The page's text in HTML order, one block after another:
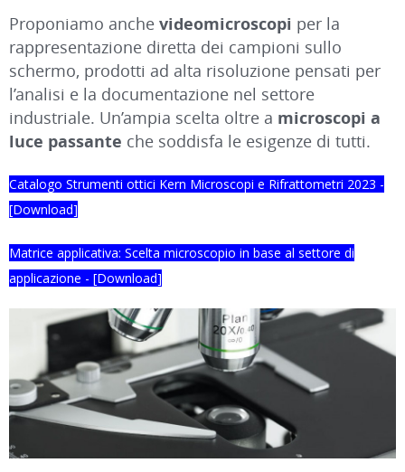
Proponiamo anche videomicroscopi per la
rappresentazione diretta dei campioni sullo
schermo, prodotti ad alta risoluzione pensati per
l’analisi e la documentazione nel settore
industriale. Un’ampia scelta oltre a microscopi a
luce passante che soddisfa le esigenze di tutti.
Catalogo Strumenti ottici Kern Microscopi e Rifrattometri 2023 -
[Download]
Matrice applicativa: Scelta microscopio in base al settore di
applicazione - [Download]